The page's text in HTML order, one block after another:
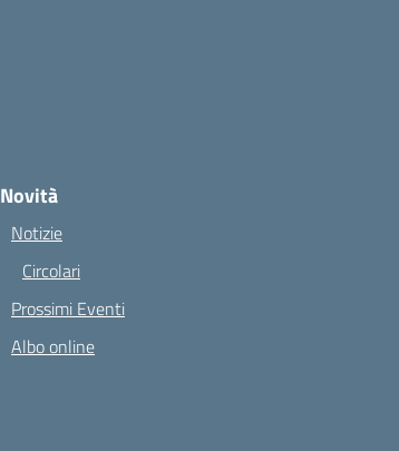
Novità
Notizie
Circolari
Prossimi Eventi
Albo online